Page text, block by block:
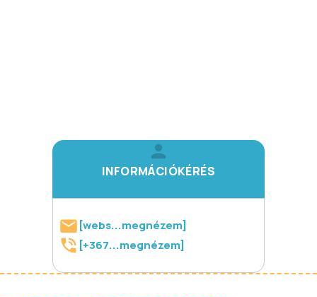
INFORMÁCIÓKÉRÉS
[webs...megnézem]
[+367...megnézem]